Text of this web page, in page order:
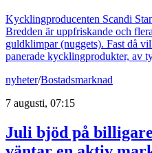
Kycklingproducenten Scandi
Bredden är uppfriskande och
guldklimpar (nuggets). Fast då
panerade kycklingprodukter, av
nyheter/Bostadsmarknad
7 augusti, 07:15
Juli bjöd på